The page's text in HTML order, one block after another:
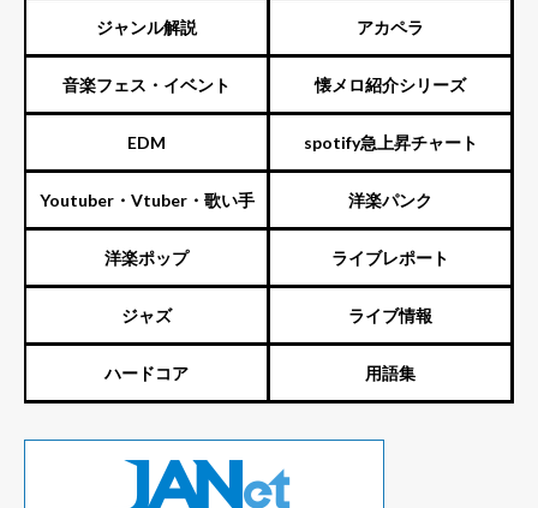
ジャンル解説 アカペラ
音楽フェス・イベント 懐メロ紹介シリーズ
EDM spotify急上昇チャート
Youtuber・Vtuber・歌い手 洋楽パンク
洋楽ポップ ライブレポート
ジャズ ライブ情報
ハードコア 用語集